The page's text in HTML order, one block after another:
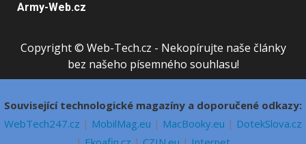
Army-Web.cz
Copyright © Web-Tech.cz - Nekopírujte naše články
bez našeho písemného souhlasu!
Související technologické magazíny a doporučené odkazy:
WebTech247.cz | MobilMag.eu | MacBooky.eu | DotekSlova.cz